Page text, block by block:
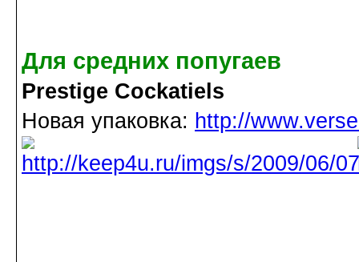
Для средних попугаев
Prestige Cockatiels
Новая упаковка: http://